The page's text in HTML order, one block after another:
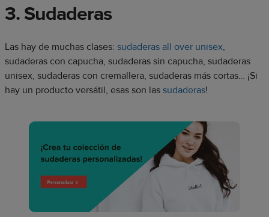
3. Sudaderas
Las hay de muchas clases: sudaderas all over unisex,
sudaderas con capucha, sudaderas sin capucha, sudaderas
unisex, sudaderas con cremallera, sudaderas más cortas… ¡Si
hay un producto versátil, esas son las sudaderas!